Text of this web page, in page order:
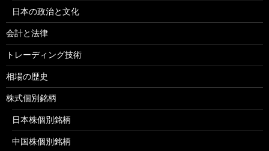
日本の政治と文化
会計と法律
トレーディング技術
相場の歴史
株式個別銘柄
日本株個別銘柄
中国株個別銘柄